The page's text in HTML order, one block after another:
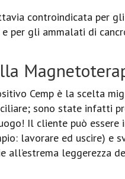
controindicata per
per gli ammalati di
Cemp è la scelta
sono state infatti
Il cliente può
lavorare ed uscire) e
all’estrema leggerezza